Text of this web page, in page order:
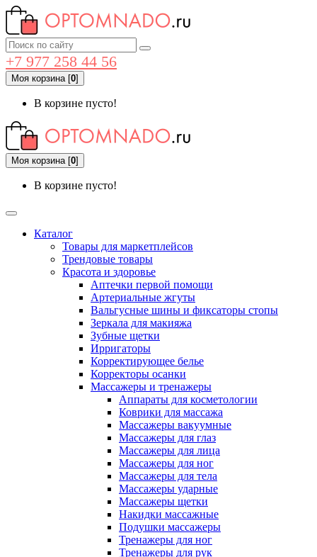
+7 977 258 44 56
Моя корзина[0]
В корзине пусто!
Моя корзина[0]
В корзине пусто!
Каталог
Товары для маркетплейсов
Трендовые товары
Красота и здоровье
Аптечки первой помощи
Артериальные жгуты
Вальгусные шины и фиксаторы стопы
Зеркала для макияжа
Зубные щетки
Ирригаторы
Корректирующее белье
Корректоры осанки
Массажеры и тренажеры
Аппараты для косметологии
Коврики для массажа
Массажеры вакуумные
Массажеры для глаз
Массажеры для лица
Массажеры для ног
Массажеры для тела
Массажеры ударные
Массажеры щетки
Накидки массажные
Подушки массажеры
Тренажеры для ног
Тренажеры для рук